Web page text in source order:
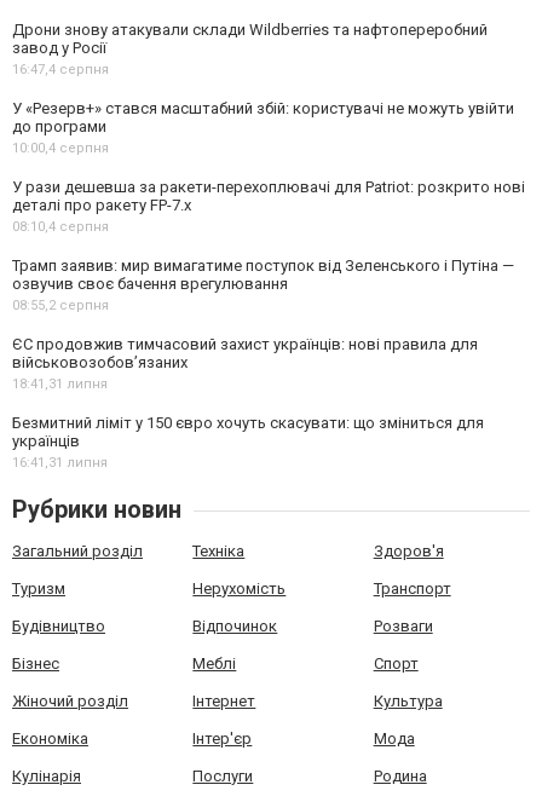
Дрони знову атакували склади Wildberries та нафтопереробний
завод у Росії
16:47,4 серпня
У «Резерв+» стався масштабний збій: користувачі не можуть увійти
до програми
10:00,4 серпня
У рази дешевша за ракети-перехоплювачі для Patriot: розкрито нові
деталі про ракету FP-7.x
08:10,4 серпня
Трамп заявив: мир вимагатиме поступок від Зеленського і Путіна —
озвучив своє бачення врегулювання
08:55,2 серпня
ЄС продовжив тимчасовий захист українців: нові правила для
військовозобов’язаних
18:41,31 липня
Безмитний ліміт у 150 євро хочуть скасувати: що зміниться для
українців
16:41,31 липня
Рубрики новин
Загальний розділ Техніка Здоров'я
Туризм Нерухомість Транспорт
Будівництво Відпочинок Розваги
Бізнес Меблі Спорт
Жіночий розділ Інтернет Культура
Економіка Інтер'єр Мода
Кулінарія Послуги Родина